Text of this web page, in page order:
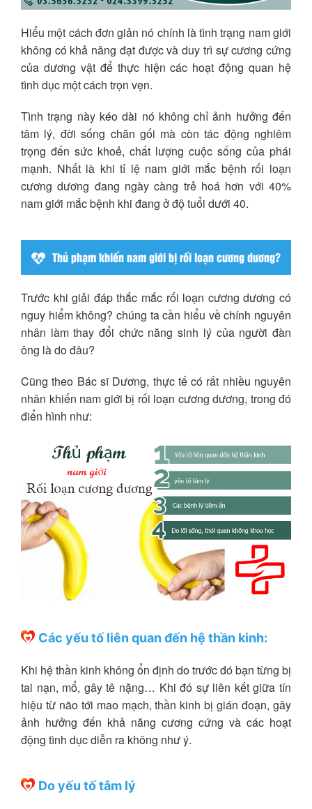
Hiểu một cách đơn giản nó chính là tình trạng nam giới
không có khả năng đạt được và duy trì sự cương cứng
của dương vật để thực hiện các hoạt động quan hệ
tình dục một cách trọn vẹn.
Tình trạng này kéo dài nó không chỉ ảnh hưởng đến
tâm lý, đời sống chăn gối mà còn tác động nghiêm
trọng đến sức khoẻ, chất lượng cuộc sống của phái
mạnh. Nhất là khi tỉ lệ nam giới mắc bệnh rối loạn
cương dương đang ngày càng trẻ hoá hơn với 40%
nam giới mắc bệnh khi đang ở độ tuổi dưới 40.
Thủ phạm khiến nam giới bị rối loạn cương dương?
Trước khi giải đáp thắc mắc rối loạn cương dương có
nguy hiểm không? chúng ta cần hiểu về chính nguyên
nhân làm thay đổi chức năng sinh lý của người đàn
ông là do đâu?
Cũng theo Bác sĩ Dương, thực tế có rất nhiều nguyên
nhân khiến nam giới bị rối loạn cương dương, trong đó
điển hình như:
Các yếu tố liên quan đến hệ thần kinh:
Khi hệ thần kinh không ổn định do trước đó bạn từng bị
tai nạn, mổ, gây tê nặng… Khi đó sự liên kết giữa tín
hiệu từ não tới mao mạch, thần kinh bị gián đoạn, gây
ảnh hưởng đến khả năng cương cứng và các hoạt
động tình dục diễn ra không như ý.
Do yếu tố tâm lý